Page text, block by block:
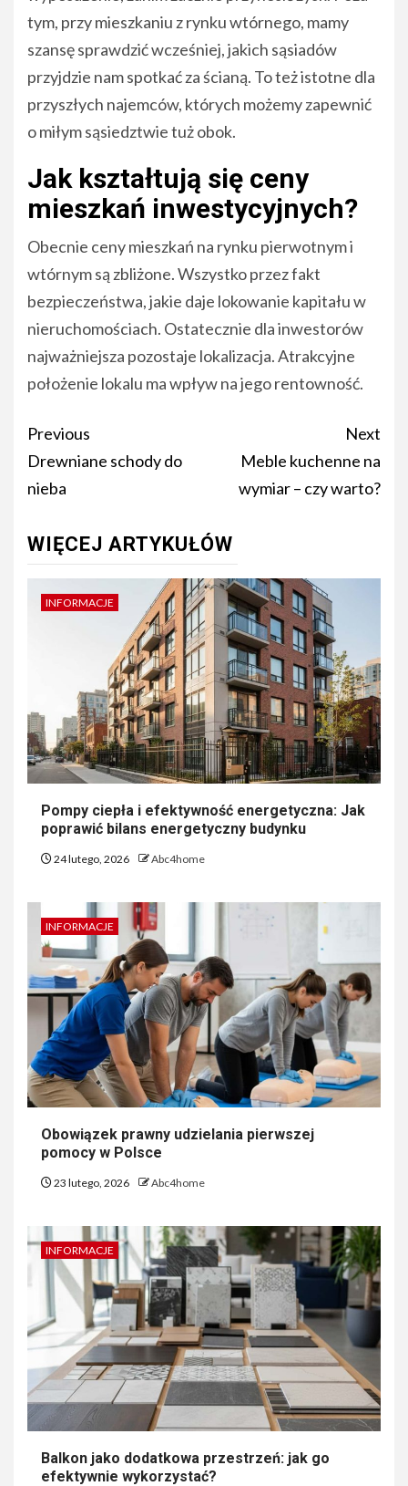
tym, przy mieszkaniu z rynku wtórnego, mamy
szansę sprawdzić wcześniej, jakich sąsiadów
przyjdzie nam spotkać za ścianą. To też istotne dla
przyszłych najemców, których możemy zapewnić
o miłym sąsiedztwie tuż obok.
Jak kształtują się ceny
mieszkań inwestycyjnych?
Obecnie ceny mieszkań na rynku pierwotnym i
wtórnym są zbliżone. Wszystko przez fakt
bezpieczeństwa, jakie daje lokowanie kapitału w
nieruchomościach. Ostatecznie dla inwestorów
najważniejsza pozostaje lokalizacja. Atrakcyjne
położenie lokalu ma wpływ na jego rentowność.
Post
navigation
Previous
Drewniane schody do
nieba
Next
Meble kuchenne na
wymiar – czy warto?
WIĘCEJ ARTYKUŁÓW
INFORMACJE
Pompy ciepła i efektywność energetyczna: Jak
poprawić bilans energetyczny budynku
24 lutego, 2026 Abc4home
INFORMACJE
Obowiązek prawny udzielania pierwszej
pomocy w Polsce
23 lutego, 2026 Abc4home
INFORMACJE
Balkon jako dodatkowa przestrzeń: jak go
efektywnie wykorzystać?